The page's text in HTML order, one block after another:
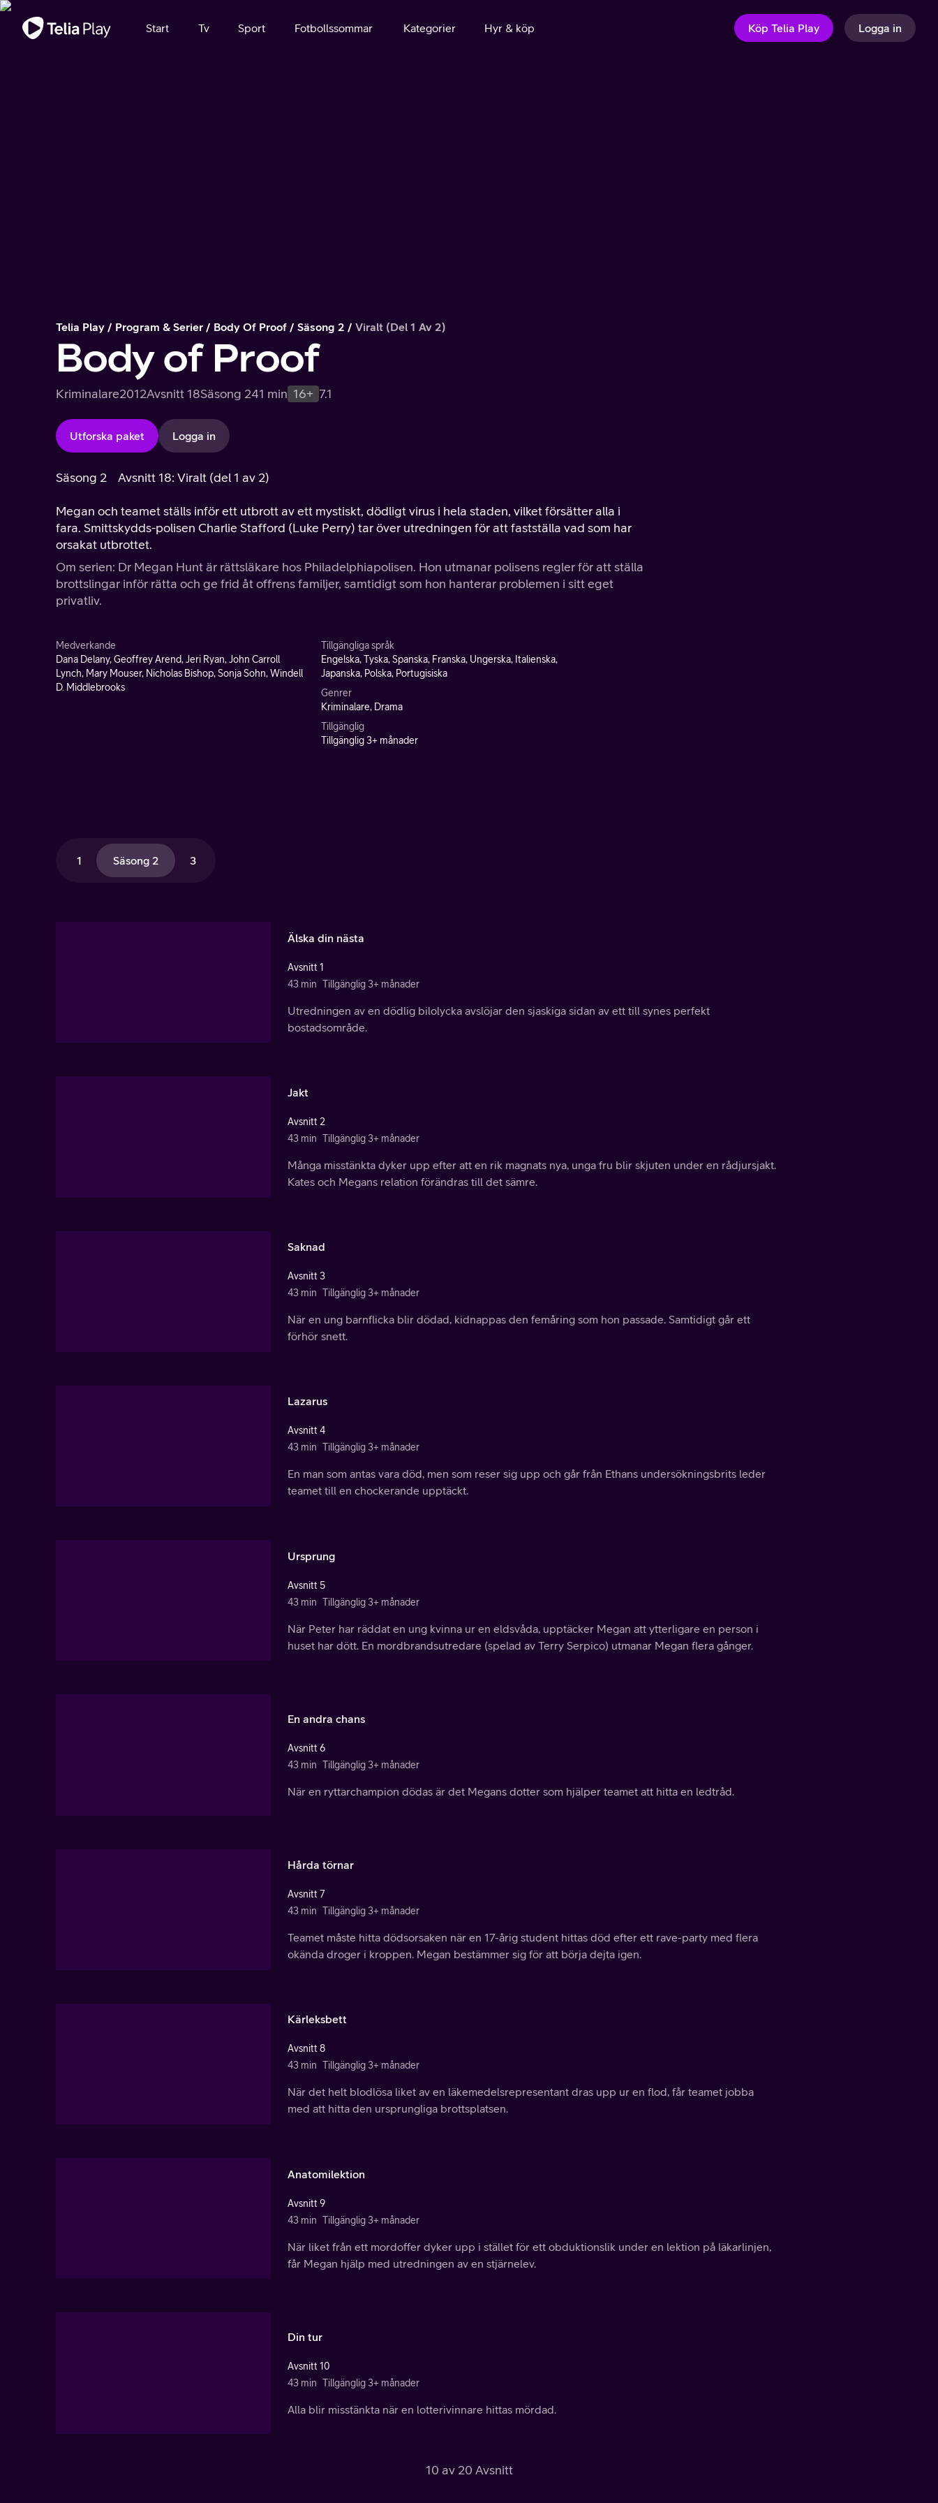
Viktigt meddelande
Start Tv Sport Fotbollssommar Kategorier Hyr & köp Köp Telia Play Logga in
Telia Play Program & Serier Body Of Proof Säsong 2 Viralt (del 1 Av 2)
Body of Proof
Kriminalare2012Avsnitt 18Säsong 241 min 16+ 7.1
Utforska paket Logga in
Säsong 2 Avsnitt 18: Viralt (del 1 av 2)
Megan och teamet ställs inför ett utbrott av ett mystiskt, dödligt virus i hela staden, vilket försätter alla i
fara. Smittskydds-polisen Charlie Stafford (Luke Perry) tar över utredningen för att fastställa vad som har
orsakat utbrottet.
Om serien: Dr Megan Hunt är rättsläkare hos Philadelphiapolisen. Hon utmanar polisens regler för att ställa
brottslingar inför rätta och ge frid åt offrens familjer, samtidigt som hon hanterar problemen i sitt eget
privatliv.
Medverkande
Dana Delany, Geoffrey Arend, Jeri Ryan, John Carroll
Lynch, Mary Mouser, Nicholas Bishop, Sonja Sohn, Windell
D. Middlebrooks
Tillgängliga språk
Engelska, Tyska, Spanska, Franska, Ungerska, Italienska,
Japanska, Polska, Portugisiska
Genrer
Kriminalare, Drama
Tillgänglig
Tillgänglig 3+ månader
1 Säsong 2 3
Älska din nästa
Avsnitt 1
43 min Tillgänglig 3+ månader
Utredningen av en dödlig bilolycka avslöjar den sjaskiga sidan av ett till synes perfekt
bostadsområde.
Jakt
Avsnitt 2
43 min Tillgänglig 3+ månader
Många misstänkta dyker upp efter att en rik magnats nya, unga fru blir skjuten under en rådjursjakt.
Kates och Megans relation förändras till det sämre.
Saknad
Avsnitt 3
43 min Tillgänglig 3+ månader
När en ung barnflicka blir dödad, kidnappas den femåring som hon passade. Samtidigt går ett
förhör snett.
Lazarus
Avsnitt 4
43 min Tillgänglig 3+ månader
En man som antas vara död, men som reser sig upp och går från Ethans undersökningsbrits leder
teamet till en chockerande upptäckt.
Ursprung
Avsnitt 5
43 min Tillgänglig 3+ månader
När Peter har räddat en ung kvinna ur en eldsvåda, upptäcker Megan att ytterligare en person i
huset har dött. En mordbrandsutredare (spelad av Terry Serpico) utmanar Megan flera gånger.
En andra chans
Avsnitt 6
43 min Tillgänglig 3+ månader
När en ryttarchampion dödas är det Megans dotter som hjälper teamet att hitta en ledtråd.
Hårda törnar
Avsnitt 7
43 min Tillgänglig 3+ månader
Teamet måste hitta dödsorsaken när en 17-årig student hittas död efter ett rave-party med flera
okända droger i kroppen. Megan bestämmer sig för att börja dejta igen.
Kärleksbett
Avsnitt 8
43 min Tillgänglig 3+ månader
När det helt blodlösa liket av en läkemedelsrepresentant dras upp ur en flod, får teamet jobba
med att hitta den ursprungliga brottsplatsen.
Anatomilektion
Avsnitt 9
43 min Tillgänglig 3+ månader
När liket från ett mordoffer dyker upp i stället för ett obduktionslik under en lektion på läkarlinjen,
får Megan hjälp med utredningen av en stjärnelev.
Din tur
Avsnitt 10
43 min Tillgänglig 3+ månader
Alla blir misstänkta när en lotterivinnare hittas mördad.
10 av 20 Avsnitt